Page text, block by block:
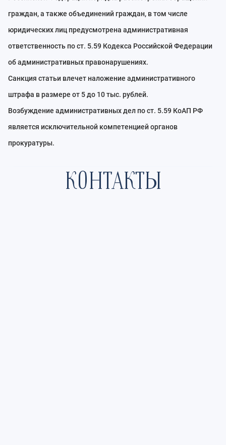
граждан, а также объединений граждан, в том числе
юридических лиц предусмотрена административная
ответственность по ст. 5.59 Кодекса Российской Федерации
об административных правонарушениях.
Санкция статьи влечет наложение административного
штрафа в размере от 5 до 10 тыс. рублей.
Возбуждение административных дел по ст. 5.59 КоАП РФ
является исключительной компетенцией органов
прокуратуры.
КОНТАКТЫ